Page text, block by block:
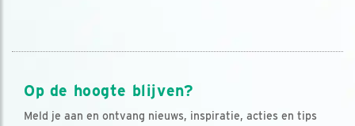
Op de hoogte blijven?
Meld je aan en ontvang nieuws, inspiratie, acties en tips